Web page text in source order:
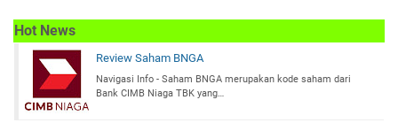
Hot News
Review Saham BNGA
Navigasi Info - Saham BNGA merupakan kode saham dari
Bank CIMB Niaga TBK yang…